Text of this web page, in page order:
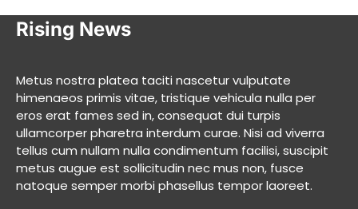
Rising News
Metus nostra platea taciti nascetur vulputate
himenaeos primis vitae, tristique vehicula nulla per
eros erat fames sed in, consequat dui turpis
ullamcorper pharetra interdum curae. Nisi ad viverra
tellus cum nullam nulla condimentum facilisi, suscipit
metus augue est sollicitudin nec mus non, fusce
natoque semper morbi phasellus tempor laoreet.